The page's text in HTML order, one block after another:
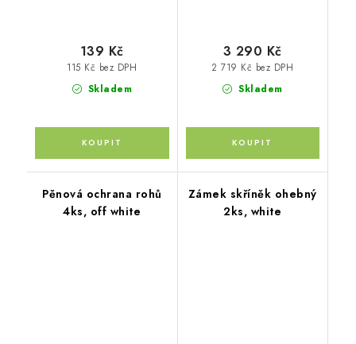
Skladem
115 Kč bez DPH
139 Kč
Skladem
2 719 Kč bez DPH
3 290 Kč
Pěnová ochrana rohů
4ks, off white
Zámek skříněk ohebný
2ks, white